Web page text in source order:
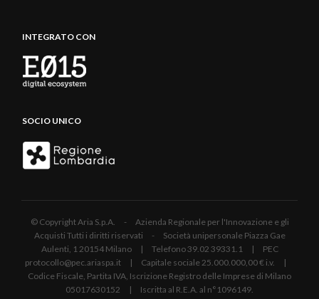
INTEGRATO CON
SOCIO UNICO
© Copyright Aria S.p.A. - Azienda Regionale per l'Innovazione e gli
Acquisti Tutti i diritti riservati - Società unipersonale Piazza Gae
Aulenti, 1 20154 Milano | Telefono 39.02 39331.1 | PEC
protocollo@pec.ariaspa.it | Capitale sociale 25.000.000,00 € i.v. |
Codice Fiscale, Partita IVA, Iscrizione Registro delle Imprese di Milano
05017630152 | Iscritta al R.E.A. al n°1096149.